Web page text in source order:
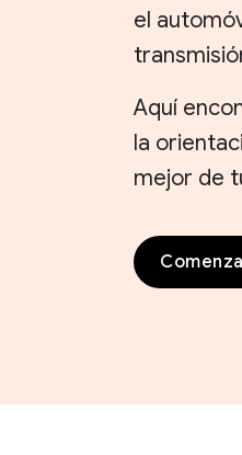
el
Aquí
la
mejor de